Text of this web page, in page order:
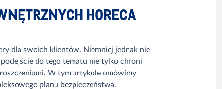
HORECA
dla swoich klientów. Niemniej jednak nie
do tego tematu nie tylko chroni
W tym artykule omówimy
planu bezpieczeństwa.